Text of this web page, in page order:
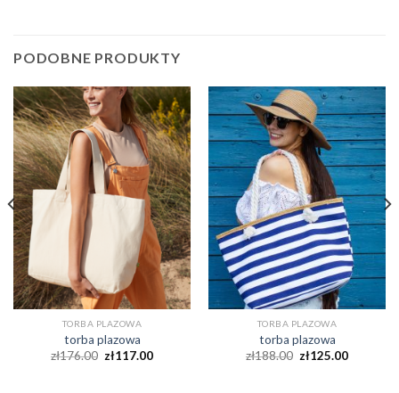
PODOBNE PRODUKTY
TORBA PLAZOWA
torba plazowa
zł176.00 zł117.00
TORBA PLAZOWA
torba plazowa
zł188.00 zł125.00